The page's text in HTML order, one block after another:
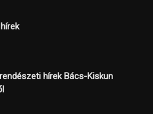
hírek Bács-Kiskun